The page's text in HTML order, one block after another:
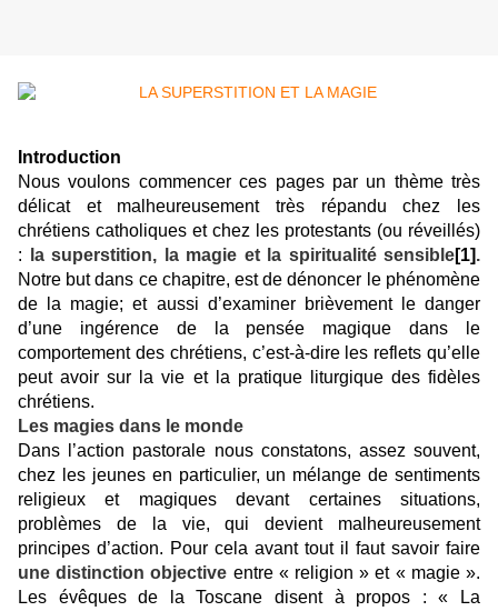
Introduction
Nous voulons commencer ces pages par un thème très
délicat et malheureusement très répandu chez les
chrétiens catholiques et chez les protestants (ou réveillés)
:
la superstition, la magie et la spiritualité sensible[1].
Notre but dans ce chapitre, est de dénoncer le phénomène
de la magie; et aussi d’examiner brièvement le danger
d’une ingérence de la pensée magique dans le
comportement des chrétiens, c’est-à-dire les reflets qu’elle
peut avoir sur la vie et la pratique liturgique des fidèles
chrétiens.
Les magies dans le monde
Dans l’action pastorale nous constatons, assez souvent,
chez les jeunes en particulier, un mélange de sentiments
religieux et magiques devant certaines situations,
problèmes de la vie, qui devient malheureusement
principes d’action. Pour cela avant tout il faut savoir faire
une distinction objective entre « religion » et « magie ».
Les évêques de la Toscane disent à propos : « La